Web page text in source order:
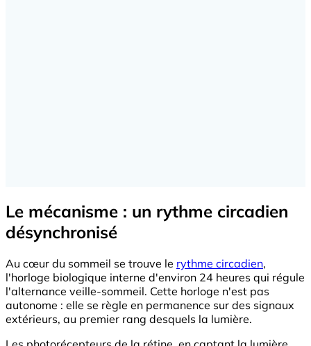
Le mécanisme : un rythme circadien
désynchronisé
Au cœur du sommeil se trouve le rythme circadien,
l'horloge biologique interne d'environ 24 heures qui régule
l'alternance veille-sommeil. Cette horloge n'est pas
autonome : elle se règle en permanence sur des signaux
extérieurs, au premier rang desquels la lumière.